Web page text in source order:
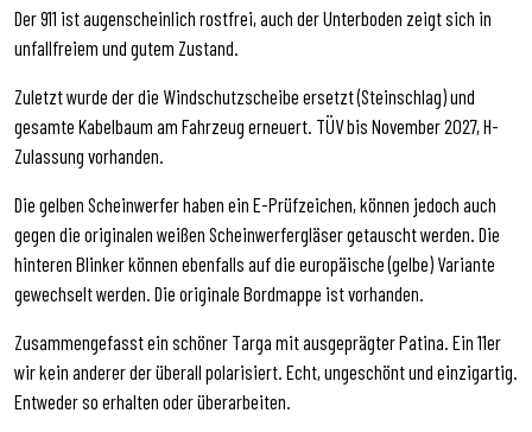
Der 911 ist augenscheinlich rostfrei, auch der Unterboden zeigt sich in
unfallfreiem und gutem Zustand.
Zuletzt wurde der die Windschutzscheibe ersetzt (Steinschlag) und
gesamte Kabelbaum am Fahrzeug erneuert. TÜV bis November 2027, H-
Zulassung vorhanden.
Die gelben Scheinwerfer haben ein E-Prüfzeichen, können jedoch auch
gegen die originalen weißen Scheinwerfergläser getauscht werden. Die
hinteren Blinker können ebenfalls auf die europäische (gelbe) Variante
gewechselt werden. Die originale Bordmappe ist vorhanden.
Zusammengefasst ein schöner Targa mit ausgeprägter Patina. Ein 11er
wir kein anderer der überall polarisiert. Echt, ungeschönt und einzigartig.
Entweder so erhalten oder überarbeiten.